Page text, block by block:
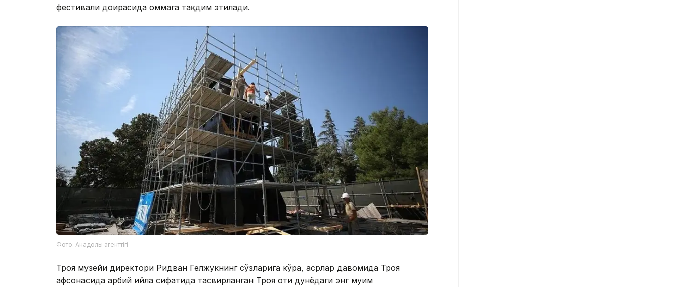
фестивали доирасида оммага тақдим этилади.
Фото: Анадолы агенттігі
Троя музейи директори Ридван Гелжукнинг сўзларига кўра, асрлар давомида Троя
афсонасида ҳарбий ҳийла сифатида тасвирланган Троя оти дунёдаги энг муҳим